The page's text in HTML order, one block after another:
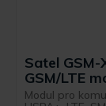
Satel GSM-
GSM/LTE
Modul pro